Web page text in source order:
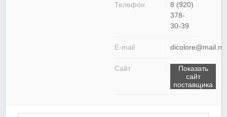
Телефон
8 (920)
378-
30-39
E-mail dicolore@mail.ru
Сайт
Показать
сайт
поставщика